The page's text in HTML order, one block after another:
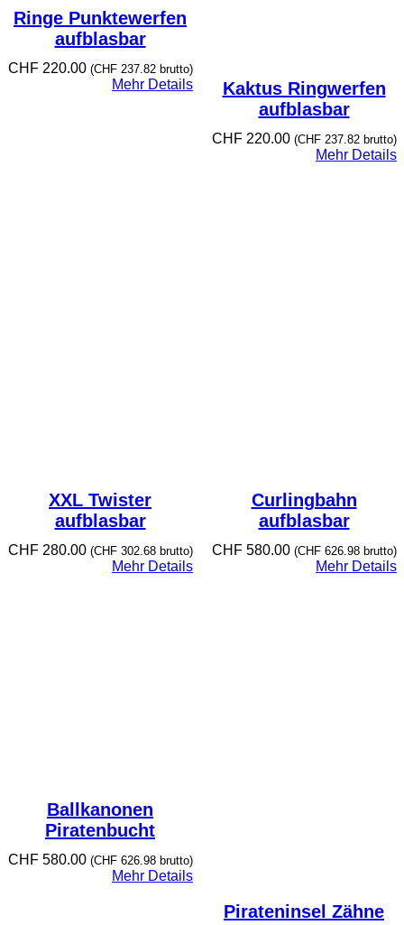
Ringe Punktewerfen
aufblasbar
CHF220.00 (CHF237.82brutto)
Mehr Details
Kaktus Ringwerfen
aufblasbar
CHF220.00 (CHF237.82brutto)
Mehr Details
XXL Twister
aufblasbar
CHF280.00 (CHF302.68brutto)
Mehr Details
Curlingbahn
aufblasbar
CHF580.00 (CHF626.98brutto)
Mehr Details
Ballkanonen
Piratenbucht
CHF580.00 (CHF626.98brutto)
Mehr Details
Pirateninsel Zähne